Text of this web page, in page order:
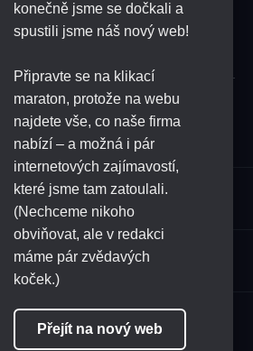
konečně jsme se dočkali a
spustili jsme náš nový web!
Připravte se na klikací
maraton, protože na webu
najdete vše, co naše firma
nabízí – a možná i pár
internetových zajímavostí,
které jsme tam zatoulali.
(Nechceme nikoho
obviňovat, ale v redakci
máme pár zvědavých
koček.)
Přejít na nový web
SUBSCRIBE
Submit
Assortment
HoReCa
FOLLOW US